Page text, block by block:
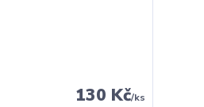
130 Kč/ks